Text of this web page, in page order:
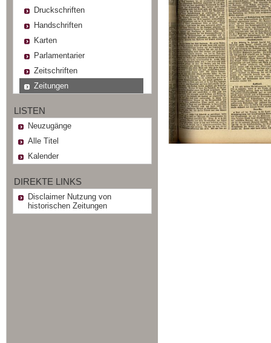
Druckschriften
Handschriften
Karten
Parlamentarier
Zeitschriften
Zeitungen
LISTEN
Neuzugänge
Alle Titel
Kalender
DIREKTE LINKS
Disclaimer Nutzung von
historischen Zeitungen